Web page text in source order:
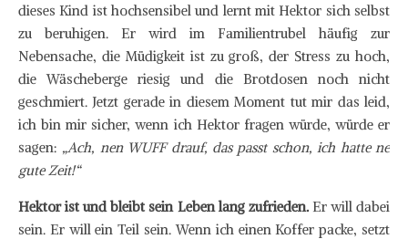
dieses Kind ist hochsensibel und lernt mit Hektor sich selbst
zu beruhigen. Er wird im Familientrubel häufig zur
Nebensache, die Müdigkeit ist zu groß, der Stress zu hoch,
die Wäscheberge riesig und die Brotdosen noch nicht
geschmiert. Jetzt gerade in diesem Moment tut mir das leid,
ich bin mir sicher, wenn ich Hektor fragen würde, würde er
sagen: „Ach, nen WUFF drauf, das passt schon, ich hatte ne
gute Zeit!“
Hektor ist und bleibt sein Leben lang zufrieden.Er will dabei
sein. Er will ein Teil sein. Wenn ich einen Koffer packe, setzt